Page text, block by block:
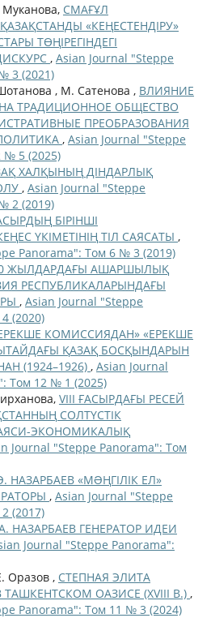
Муканова, СМАҒҰЛ
«КЕҢЕСТЕНДІРУ»
ТӨҢIРЕГIНДЕГI
, Asian Journal "Steppe
3 (2021)
, М. Сатенова , ВЛИЯНИЕ
ТРАДИЦИОННОЕ ОБЩЕСТВО
ПРЕОБРАЗОВАНИЯ
, Asian Journal "Steppe
№ 5 (2025)
ХАЛҚЫНЫҢ ДІНДАРЛЫҚ
, Asian Journal "Steppe
2 (2019)
БІРІНШІ
ҮКІМЕТІНІҢ ТІЛ САЯСАТЫ ,
Panorama": Том 6 № 3 (2019)
ЖЫЛДАРДАҒЫ АШАРШЫЛЫҚ
РЕСПУБЛИКАЛАРЫНДАҒЫ
, Asian Journal "Steppe
(2020)
КОМИССИЯДАН» «ЕРЕКШЕ
ҚАЗАҚ БОСҚЫНДАРЫН
(1924–1926) , Asian Journal
Том 12 № 1 (2025)
VIII ҒАСЫРДАҒЫ РЕСЕЙ
СОЛТҮСТІК
ЭКОНОМИКАЛЫҚ
Journal "Steppe Panorama": Том
НАЗАРБАЕВ «МƏҢГІЛІК ЕЛ»
, Asian Journal "Steppe
(2017)
НАЗАРБАЕВ ГЕНЕРАТОР ИДЕИ
Journal "Steppe Panorama":
Оразов , СТЕПНАЯ ЭЛИТА
ОАЗИСЕ (XVIII В.) ,
Panorama": Том 11 № 3 (2024)